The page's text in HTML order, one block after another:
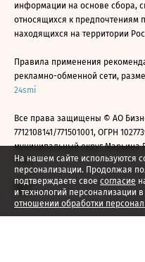
На нашем сайте используются
персонализации. Продолжая
подтверждаете свое согласие
и технологий персонализации в
отношении обработки
информации на основе сбора,
относящихся к предпочтениям
находящихся на территории
Правила применения
рекламно-обменной сети,
24smi
Все права защищены © АО
7712108141/771501001, ОГРН
муниципальный округ Марьина
2026